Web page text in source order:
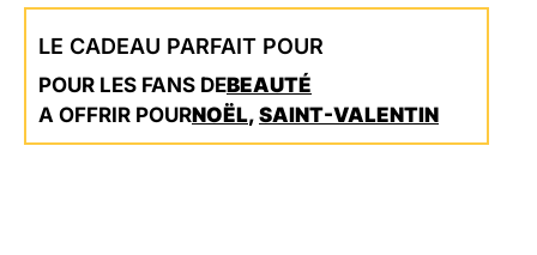
LE CADEAU PARFAIT POUR
POUR LES FANS DEBEAUTÉ
A OFFRIR POURNOËL, SAINT-VALENTIN